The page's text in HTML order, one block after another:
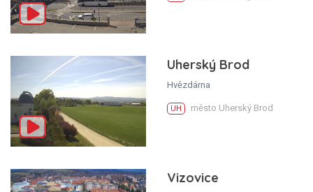
Uherský Brod
Hvězdárna
UH město Uherský Brod
Vizovice